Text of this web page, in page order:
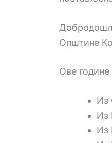
Општине
Ове
Из
Из
Из